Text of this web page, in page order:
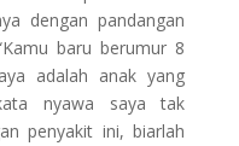
dengan pandangan
baru berumur 8
adalah anak yang
nyawa saya tak
penyakit ini, biarlah